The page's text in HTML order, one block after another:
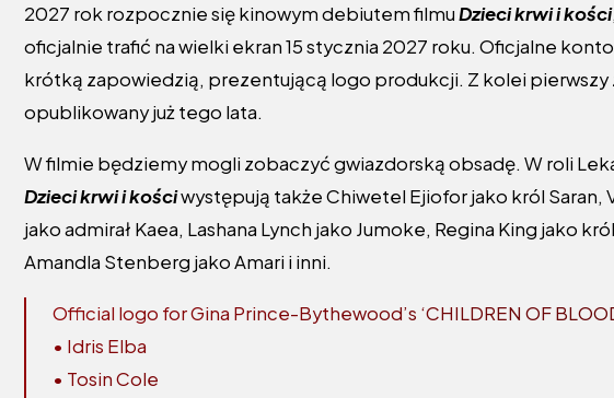
2027 rok rozpocznie się kinowym debiutem filmuDzieci krwi i kości
oficjalnie trafić na wielki ekran 15 stycznia 2027 roku. Oficjalne
krótką zapowiedzią, prezentującą logo produkcji. Z kolei pierwszy
opublikowany już tego lata.
W filmie będziemy mogli zobaczyć gwiazdorską obsadę. W roli
Dzieci krwi i kościwystępują także Chiwetel Ejiofor jako król Saran,
jako admirał Kaea, Lashana Lynch jako Jumoke, Regina King jako
Amandla Stenberg jako Amari i inni.
Official logo for Gina Prince-Bythewood’s ‘CHILDREN OF
• Idris Elba
• Tosin Cole